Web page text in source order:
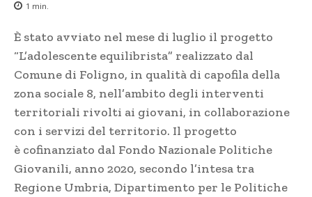
1 min.
È stato avviato nel mese di luglio il progetto
“L’adolescente equilibrista” realizzato dal
Comune di Foligno, in qualità di capofila della
zona sociale 8, nell’ambito degli interventi
territoriali rivolti ai giovani, in collaborazione
con i servizi del territorio. Il progetto
è cofinanziato dal Fondo Nazionale Politiche
Giovanili, anno 2020, secondo l’intesa tra
Regione Umbria, Dipartimento per le Politiche